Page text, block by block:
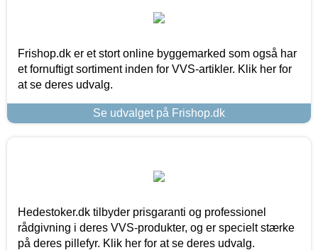
Frishop.dk er et stort online byggemarked som også har
et fornuftigt sortiment inden for VVS-artikler. Klik her for
at se deres udvalg.
Se udvalget på Frishop.dk
Hedestoker.dk tilbyder prisgaranti og professionel
rådgivning i deres VVS-produkter, og er specielt stærke
på deres pillefyr. Klik her for at se deres udvalg.